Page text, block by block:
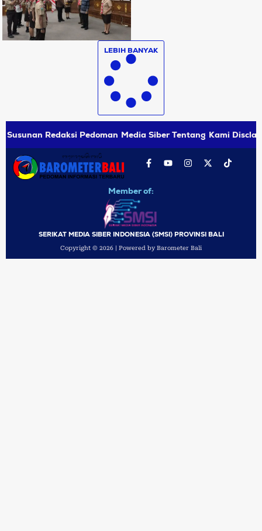
LEBIH BANYAK
Susunan Redaksi Pedoman Media Siber Tentang Kami
Member of:
SERIKAT MEDIA SIBER INDONESIA (SMSI) PROVINSI BALI
Copyright © 2026 | Powered by Barometer Bali